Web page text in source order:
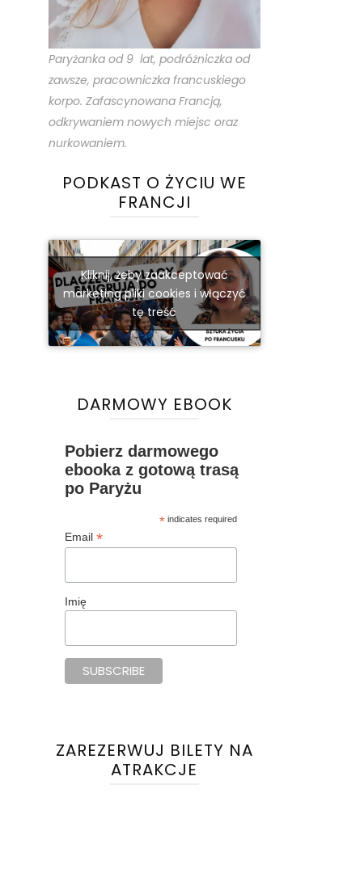
Paryżanka od 9 lat, podróżniczka od
zawsze, pracowniczka francuskiego
korpo. Zafascynowana Francją,
odkrywaniem nowych miejsc oraz
nurkowaniem.
PODKAST O ŻYCIU WE
FRANCJI
Kliknij, żeby zaakceptować
marketing pliki cookies i włączyć
tę treść
DARMOWY EBOOK
Pobierz darmowego
ebooka z gotową trasą
po Paryżu
* indicates required
Email *
Imię
ZAREZERWUJ BILETY NA
ATRAKCJE